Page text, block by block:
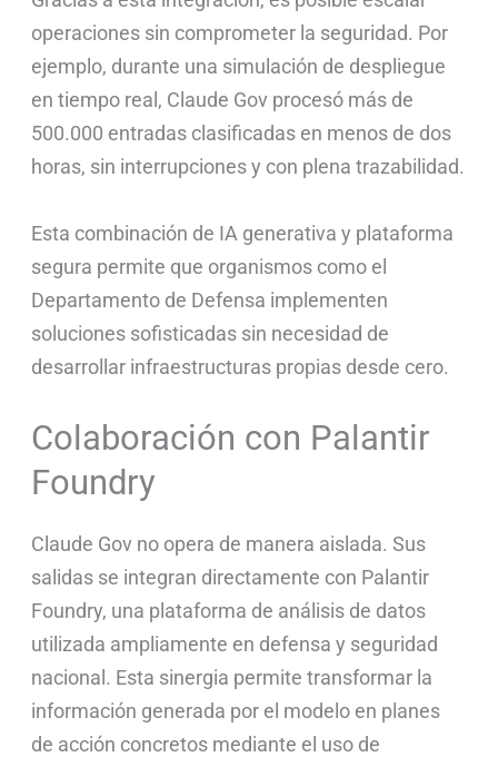
operaciones sin comprometer la seguridad. Por
ejemplo, durante una simulación de despliegue
en tiempo real, Claude Gov procesó más de
500.000 entradas clasificadas en menos de dos
horas, sin interrupciones y con plena trazabilidad.
Esta combinación de IA generativa y plataforma
segura permite que organismos como el
Departamento de Defensa implementen
soluciones sofisticadas sin necesidad de
desarrollar infraestructuras propias desde cero.
Colaboración con Palantir
Foundry
Claude Gov no opera de manera aislada. Sus
salidas se integran directamente con Palantir
Foundry, una plataforma de análisis de datos
utilizada ampliamente en defensa y seguridad
nacional. Esta sinergia permite transformar la
información generada por el modelo en planes
de acción concretos mediante el uso de